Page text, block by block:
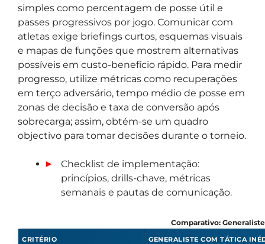
simples como percentagem de posse útil e
passes progressivos por jogo. Comunicar com
atletas exige briefings curtos, esquemas visuais
e mapas de funções que mostrem alternativas
possíveis em custo-benefício rápido. Para medir
progresso, utilize métricas como recuperações
em terço adversário, tempo médio de posse em
zonas de decisão e taxa de conversão após
sobrecarga; assim, obtém-se um quadro
objectivo para tomar decisões durante o torneio.
Checklist de implementação:
princípios, drills-chave, métricas
semanais e pautas de comunicação.
Comparativo:
CRITÉRIO GENERALISTE COM TÁTICA